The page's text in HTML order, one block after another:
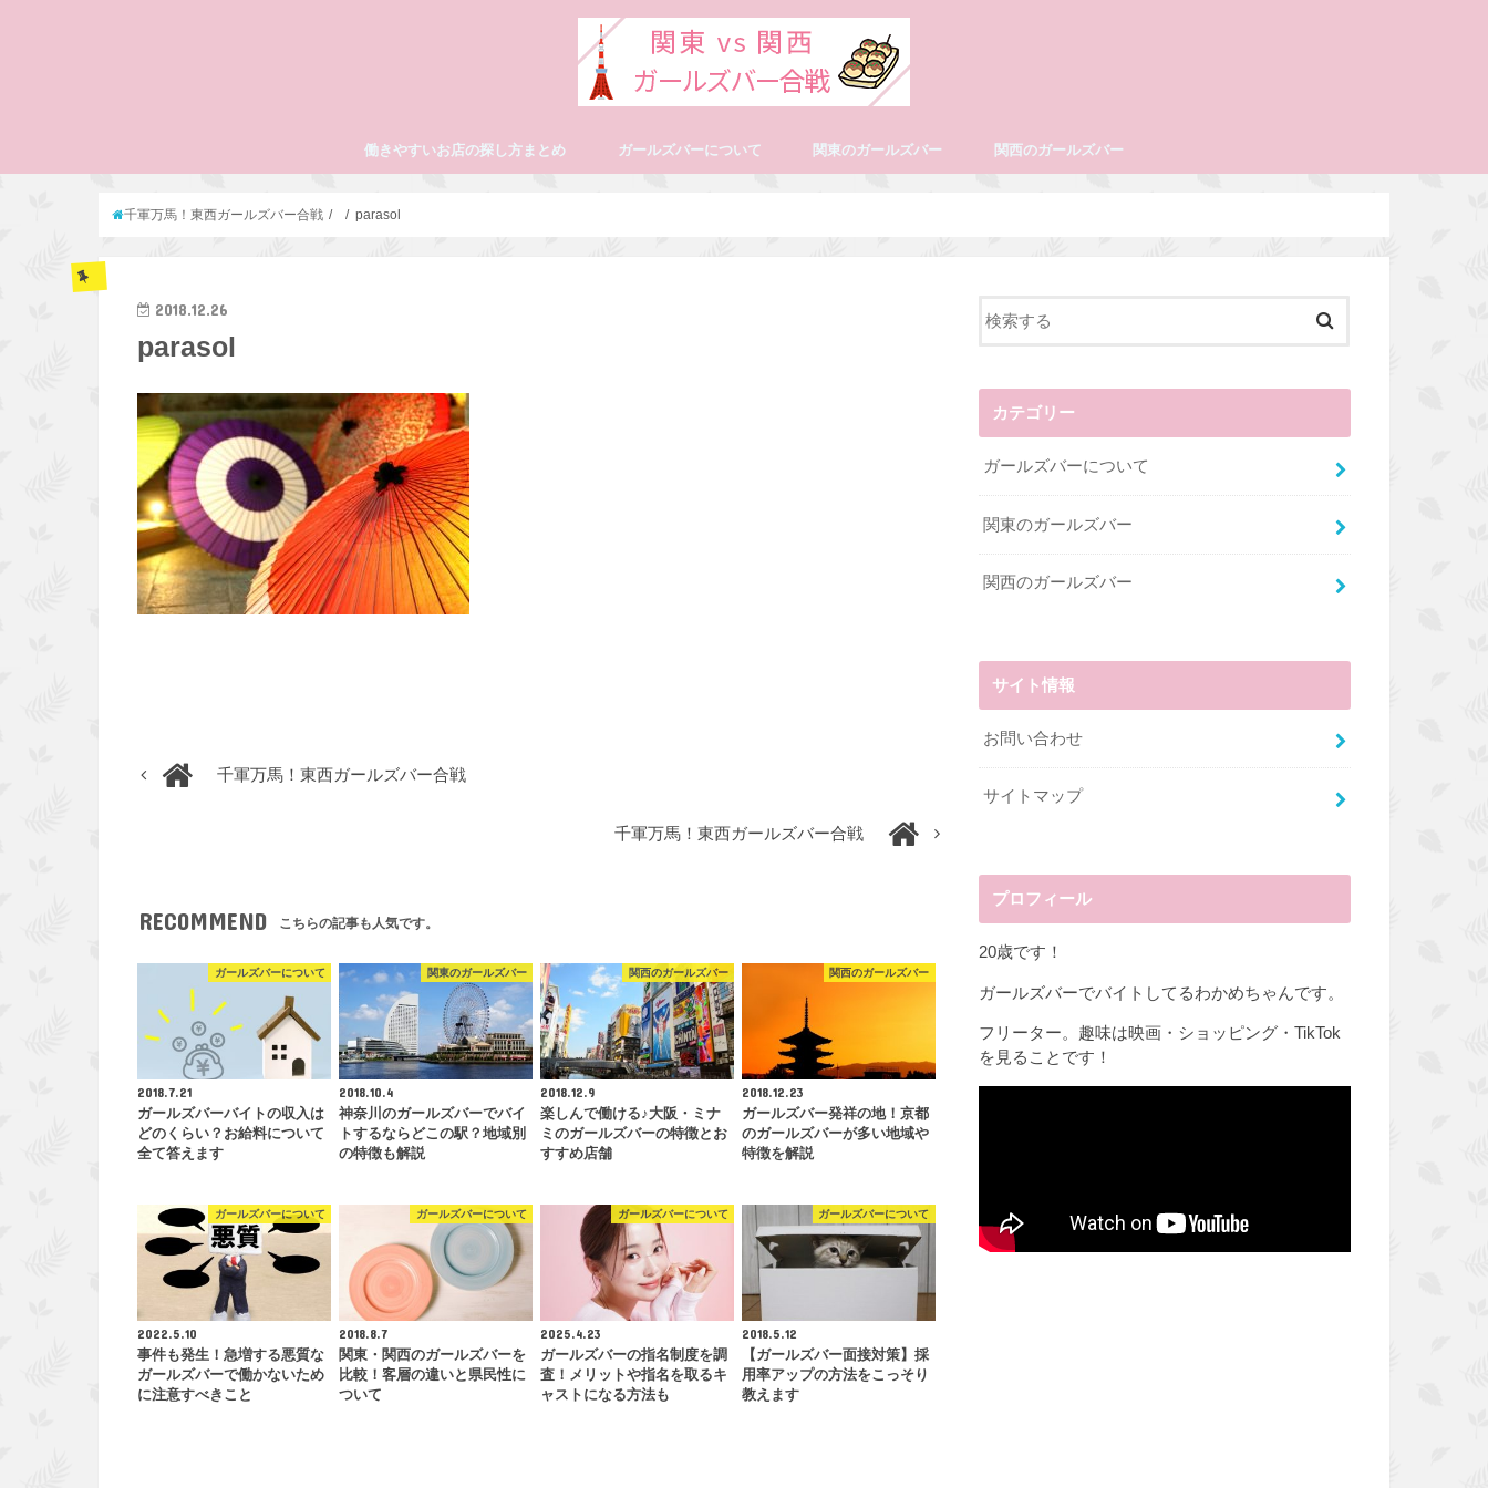
働きやすいお店の探し方まとめ ガールズバーについて 関東のガールズバー 関西のガールズバー
千軍万馬！東西ガールズバー合戦 parasol
2018.12.26
parasol
千軍万馬！東西ガールズバー合戦
千軍万馬！東西ガールズバー合戦
RECOMMEND こちらの記事も人気です。
ガールズバーについて
2018.7.21
ガールズバーバイトの収入は
どのくらい？お給料について
全て答えます
関東のガールズバー
2018.10.4
神奈川のガールズバーでバイ
トするならどこの駅？地域別
の特徴も解説
関西のガールズバー
2018.12.9
楽しんで働ける♪大阪・ミナ
ミのガールズバーの特徴とお
すすめ店舗
関西のガールズバー
2018.12.23
ガールズバー発祥の地！京都
のガールズバーが多い地域や
特徴を解説
ガールズバーについて
2022.5.10
事件も発生！急増する悪質な
ガールズバーで働かないため
に注意すべきこと
ガールズバーについて
2018.8.7
関東・関西のガールズバーを
比較！客層の違いと県民性に
ついて
ガールズバーについて
2025.4.23
ガールズバーの指名制度を調
査！メリットや指名を取るキ
ャストになる方法も
ガールズバーについて
2018.5.12
【ガールズバー面接対策】採
用率アップの方法をこっそり
教えます
カテゴリー
ガールズバーについて
関東のガールズバー
関西のガールズバー
サイト情報
お問い合わせ
サイトマップ
プロフィール
20歳です！
ガールズバーでバイトしてるわかめちゃんです。
フリーター。趣味は映画・ショッピング・TikTok
を見ることです！